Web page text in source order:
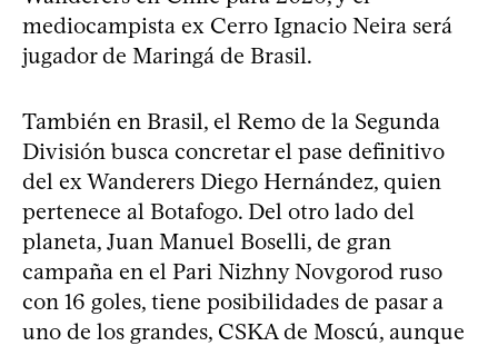
mediocampista ex Cerro Ignacio Neira será
jugador de Maringá de Brasil.
También en Brasil, el Remo de la Segunda
División busca concretar el pase definitivo
del ex Wanderers Diego Hernández, quien
pertenece al Botafogo. Del otro lado del
planeta, Juan Manuel Boselli, de gran
campaña en el Pari Nizhny Novgorod ruso
con 16 goles, tiene posibilidades de pasar a
uno de los grandes, CSKA de Moscú, aunque